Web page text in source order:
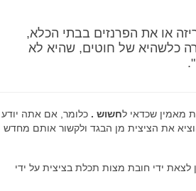
או את הפרנזים בבתי הכלא,
כלשהיא של חוטים, שהיא לא
מאמין שכדאי לחשוש . כלומר, אם אתה יודע
את הציצית מן הבגד ולקשור אותם מחדש
לצאת ידי חובת מצות תכלת בציצית על ידי